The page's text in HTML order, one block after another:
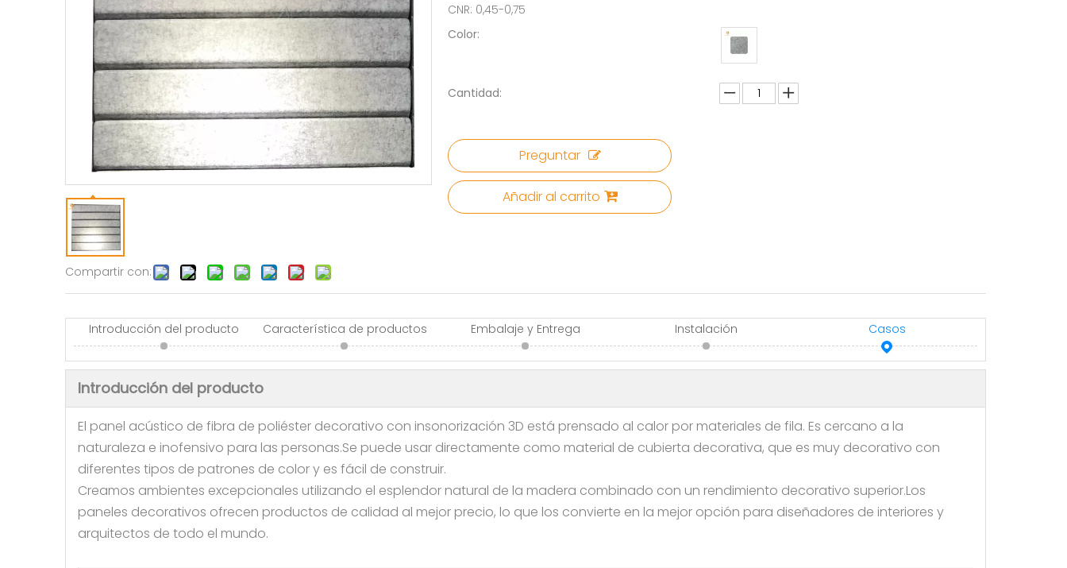
Compartir con:
CNR: 0,45-0,75
Color:
Cantidad:
Preguntar
Añadir al carrito
Introducción del producto Característica de productos Embalaje y Entrega Instalación Casos
Introducción del producto
El panel acústico de fibra de poliéster decorativo con insonorización 3D está prensado al calor por materiales de fila. Es cercano a la
naturaleza e inofensivo para las personas.Se puede usar directamente como material de cubierta decorativa, que es muy decorativo con
diferentes tipos de patrones de color y es fácil de construir.
Creamos ambientes excepcionales utilizando el esplendor natural de la madera combinado con un rendimiento decorativo superior.Los
paneles decorativos ofrecen productos de calidad al mejor precio, lo que los convierte en la mejor opción para diseñadores de interiores y
arquitectos de todo el mundo.